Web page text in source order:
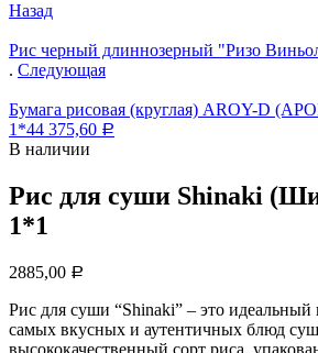
Назад
Рис черный длиннозерный "Ризо
. Следующая
Бумага рисовая (круглая) AROY-D
1*44 375,60 Р
В наличии
Рис для суши Shinaki
1*1
2885,00 Р
Рис для суши “Shinaki” – это идеальный
самых вкусных и аутентичных блюд
высококачественный сорт риса,